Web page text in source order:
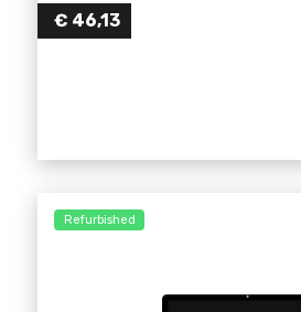
€ 46,13
Refurbished